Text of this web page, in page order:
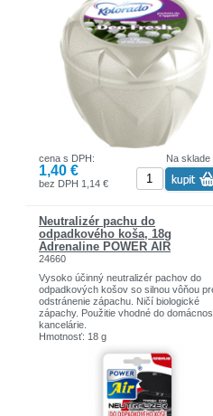
Na sklade
cena s DPH:
1,40 €
bez DPH 1,14 €
Neutralizér pachu do
odpadkového koša, 18g
Adrenaline POWER AIR
24660
Vysoko účinný neutralizér pachov do
odpadkových košov so silnou vôňou
odstránenie zápachu. Ničí biologické
zápachy. Použitie vhodné do
kancelárie.
Hmotnosť: 18 g